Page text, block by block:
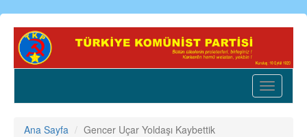
Ana
içeriğe
Toggle
Ana Sayfa Gencer Uçar Yoldaşı Kaybettik